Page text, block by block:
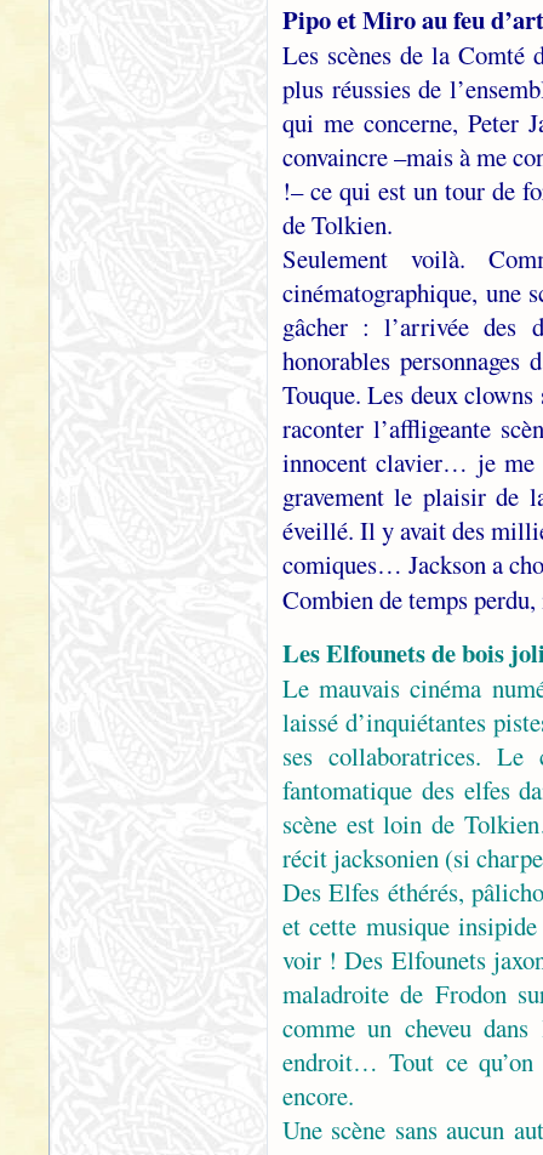
Pipo et Miro au feu
Les scènes de la Comté
plus réussies de
qui me concerne, Peter
convaincre –mais à me
!– ce qui est un tour de
de Tolkien.
Seulement voilà.
cinématographique, une
gâcher : l’arrivée des
honorables
Touque. Les deux
raconter l’affligeante
innocent clavier… je me
gravement le plaisir de
éveillé. Il y avait des
comiques… Jackson a
Combien de temps
Les Elfounets de bois
Le mauvais cinéma
laissé d’inquiétantes
ses collaboratrices. Le
fantomatique des elfes
scène est loin de
récit jacksonien (si
Des Elfes éthérés,
et cette musique
voir ! Des Elfounets
maladroite de Frodon
comme un cheveu
endroit… Tout ce
encore.
Une scène sans aucun